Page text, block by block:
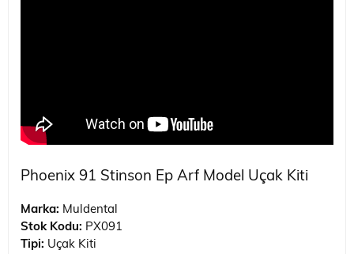
Phoenix 91 Stinson Ep Arf Model Uçak Kiti
Marka: Muldental
Stok Kodu: PX091
Tipi: Uçak Kiti